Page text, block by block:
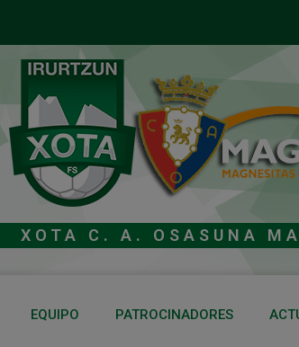
XOTA C. A. OSASUNA
EQUIPO PATROCINADORES